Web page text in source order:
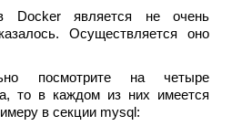
Docker является не очень
Осуществляется оно
посмотрите на четыре
то в каждом из них имеется
в секции mysql: